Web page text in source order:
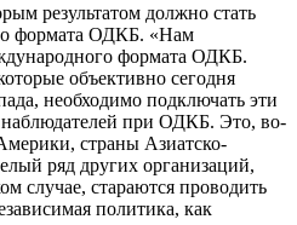
результатом должно стать
формата ОДКБ. «Нам
формата ОДКБ.
объективно сегодня
необходимо подключать эти
наблюдателей при ОДКБ. Это, во-
страны Азиатско-
ряд других организаций,
случае, стараются проводить
политика, как